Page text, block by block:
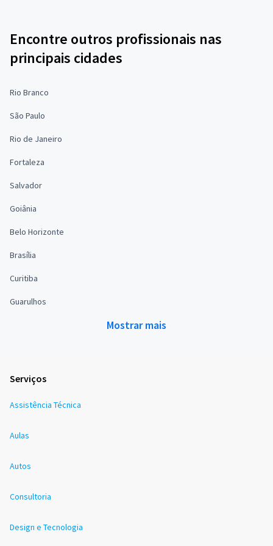
Encontre outros profissionais nas
principais cidades
Rio Branco
São Paulo
Rio de Janeiro
Fortaleza
Salvador
Goiânia
Belo Horizonte
Brasília
Curitiba
Guarulhos
Mostrar mais
Serviços
Assistência Técnica
Aulas
Autos
Consultoria
Design e Tecnologia